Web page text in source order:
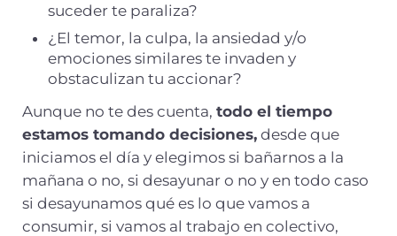
suceder te paraliza?
¿El temor, la culpa, la ansiedad y/o
emociones similares te invaden y
obstaculizan tu accionar?
Aunque no te des cuenta, todo el tiempo
estamos tomando decisiones,desde que
iniciamos el día y elegimos si bañarnos a la
mañana o no, si desayunar o no y en todo caso
si desayunamos qué es lo que vamos a
consumir, si vamos al trabajo en colectivo,